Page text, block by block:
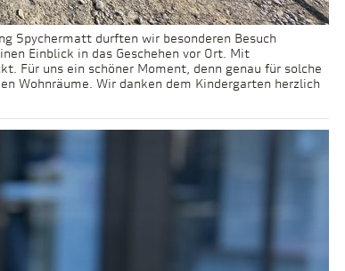
Spychermatt durften wir besonderen Besuch
Einblick in das Geschehen vor Ort. Mit
Für uns ein schöner Moment, denn genau für solche
Wohnräume. Wir danken dem Kindergarten herzlich